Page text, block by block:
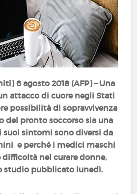
6 agosto 2018 (AFP) – Una
attacco di cuore negli Stati
possibilità di sopravvivenza
del pronto soccorso sia una
suoi sintomi sono diversi da
e perché i medici maschi
difficoltà nel curare donne,
studio pubblicato lunedì.